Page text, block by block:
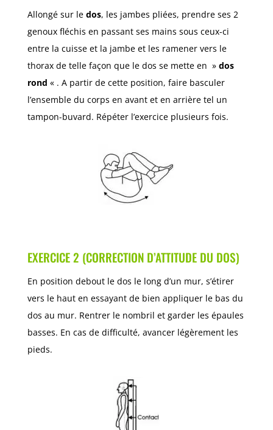
Allongé sur le dos, les jambes pliées, prendre ses 2
genoux fléchis en passant ses mains sous ceux-ci
entre la cuisse et la jambe et les ramener vers le
thorax de telle façon que le dos se mette en » dos
rond « . A partir de cette position, faire basculer
l’ensemble du corps en avant et en arrière tel un
tampon-buvard. Répéter l’exercice plusieurs fois.
EXERCICE 2 (CORRECTION D’ATTITUDE DU DOS)
En position debout le dos le long d’un mur, s’étirer
vers le haut en essayant de bien appliquer le bas du
dos au mur. Rentrer le nombril et garder les épaules
basses. En cas de difficulté, avancer légèrement les
pieds.